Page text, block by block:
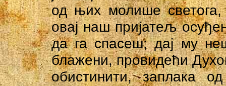
од њих молише
овај наш пријатељ
да га спасеш; дај му
блажени, провидећи
обистинити, заплака